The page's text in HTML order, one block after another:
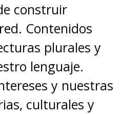
construir
Contenidos
plurales y
lenguaje.
y nuestras
culturales y